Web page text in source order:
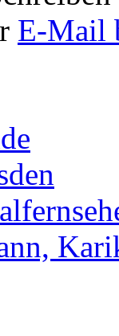
E-Mail